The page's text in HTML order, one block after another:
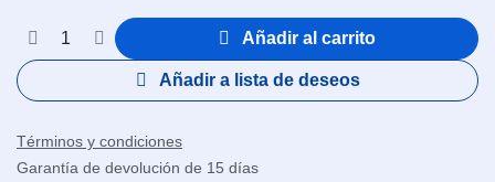
Añadir al carrito
Añadir a lista de deseos
Términos y condiciones
Garantía de devolución de 15 días